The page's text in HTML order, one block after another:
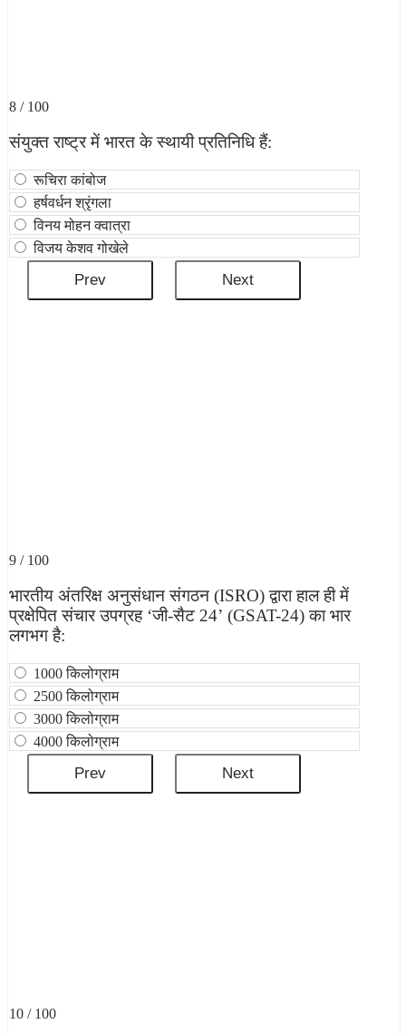
8 / 100
संयुक्‍त राष्‍ट्र में भारत के स्थायी प्रतिनिधि हैं:
रूचिरा कांबोज
हर्षवर्धन श्रृंगला
विनय मोहन क्वात्रा
विजय केशव गोखेले
9 / 100
भारतीय अंतरिक्ष अनुसंधान संगठन (ISRO) द्वारा हाल ही में
प्रक्षेपित संचार उपग्रह ‘जी-सैट 24’ (GSAT-24) का भार
लगभग है:
1000 किलोग्राम
2500 किलोग्राम
3000 किलोग्राम
4000 किलोग्राम
10 / 100